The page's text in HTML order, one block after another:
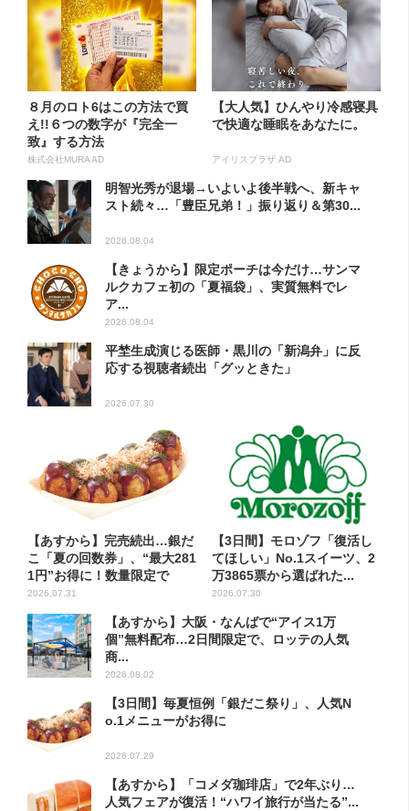
８月のロト6はこの方法で買
え!!６つの数字が『完全一
致』する方法
株式会社MURA AD
【大人気】ひんやり冷感寝具
で快適な睡眠をあなたに。
アイリスプラザ AD
明智光秀が退場→いよいよ後半戦へ、新キャ
スト続々…「豊臣兄弟！」振り返り＆第30...
2026.08.04
【きょうから】限定ポーチは今だけ…サンマ
ルクカフェ初の「夏福袋」、実質無料でレ
ア...
2026.08.04
平埜生成演じる医師・黒川の「新潟弁」に反
応する視聴者続出「グッときた」
2026.07.30
【あすから】完売続出…銀だ
こ「夏の回数券」、“最大281
1円”お得に！数量限定で
2026.07.31
【3日間】モロゾフ「復活し
てほしい」No.1スイーツ、2
万3865票から選ばれた...
2026.07.30
【あすから】大阪・なんばで“アイス1万
個”無料配布…2日間限定で、ロッテの人気
商...
2026.08.02
【3日間】毎夏恒例「銀だこ祭り」、人気N
o.1メニューがお得に
2026.07.29
【あすから】「コメダ珈琲店」で2年ぶり…
人気フェアが復活！“ハワイ旅行が当たる”...